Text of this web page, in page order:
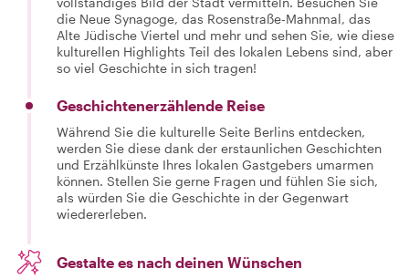
die Neue Synagoge, das Rosenstraße-Mahnmal, das
Alte Jüdische Viertel und mehr und sehen Sie, wie diese
kulturellen Highlights Teil des lokalen Lebens sind, aber
so viel Geschichte in sich tragen!
Geschichtenerzählende Reise
Während Sie die kulturelle Seite Berlins entdecken,
werden Sie diese dank der erstaunlichen Geschichten
und Erzählkünste Ihres lokalen Gastgebers umarmen
können. Stellen Sie gerne Fragen und fühlen Sie sich,
als würden Sie die Geschichte in der Gegenwart
wiedererleben.
Gestalte es nach deinen Wünschen